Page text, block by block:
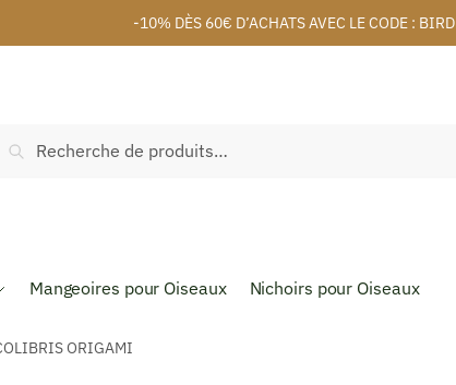
-10% DÈS 60€ D’ACHATS AVEC LE CODE : BIRD
Recherche
Mangeoires pour Oiseaux Nichoirs pour Oiseaux
ORIGAMI